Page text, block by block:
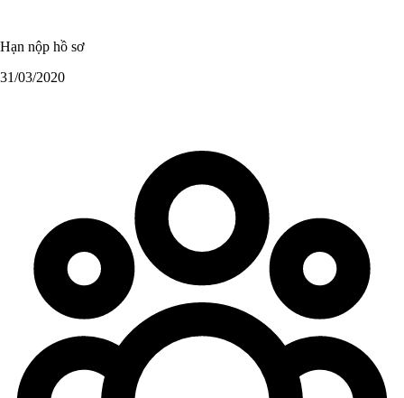
Hạn nộp hồ sơ
31/03/2020